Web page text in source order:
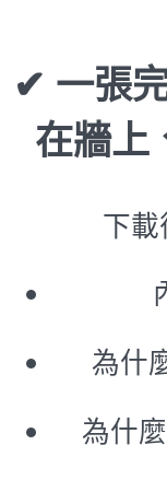
✔ 一張
在牆上
下載
為什
為什